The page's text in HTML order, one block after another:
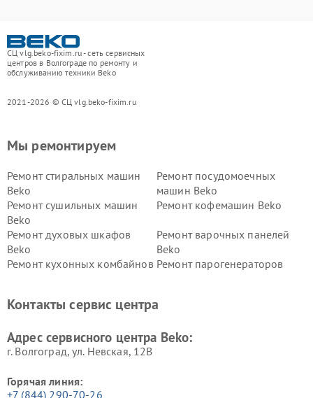
СЦ vlg.beko-fixim.ru - сеть сервисных
центров в Волгограде по ремонту и
обслуживанию техники Beko
2021-2026 © СЦ vlg.beko-fixim.ru
Мы ремонтируем
Ремонт стиральных машин
Beko
Ремонт посудомоечных
машин Beko
Ремонт сушильных машин
Beko
Ремонт кофемашин Beko
Ремонт духовых шкафов
Beko
Ремонт варочных панелей
Beko
Ремонт кухонных комбайнов Ремонт парогенераторов
Ремонт холодильников Beko Ремонт морозильных камер
Контакты сервис центра
Адрес сервисного центра Beko:
г. Волгоград, ул. Невская, 12В
Горячая линия:
+7 (844) 290-70-26